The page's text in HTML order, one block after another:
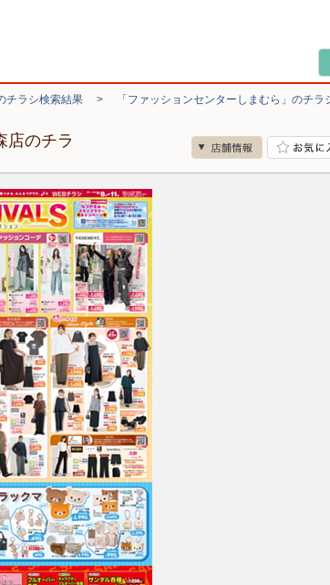
チラシ検索結果 > 「ファッションセンターしまむら」のチラ
店のチラ